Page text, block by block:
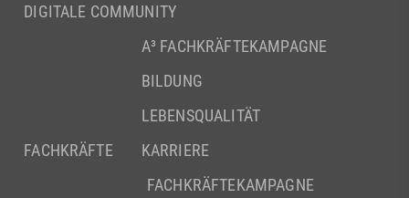
DIGITALE COMMUNITY
FACHKRÄFTE
A³ FACHKRÄFTEKAMPAGNE
BILDUNG
LEBENSQUALITÄT
KARRIERE
FACHKRÄFTEKAMPAGNE